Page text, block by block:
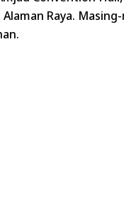
Raya.